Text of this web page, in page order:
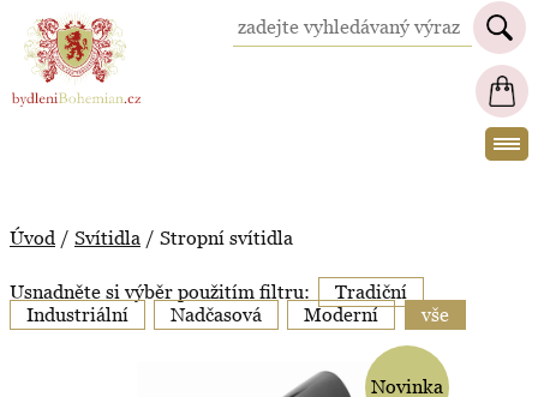
BydleniBohemian.cz
Úvod / Svítidla / Stropní svítidla
Usnadněte si výběr použitím filtru:
Tradiční
Industriální
Nadčasová Moderní vše
Novinka